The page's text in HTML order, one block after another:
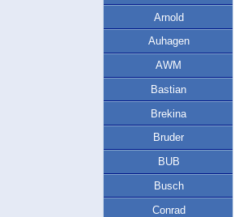
Arnold
Auhagen
AWM
Bastian
Brekina
Bruder
BUB
Busch
Conrad